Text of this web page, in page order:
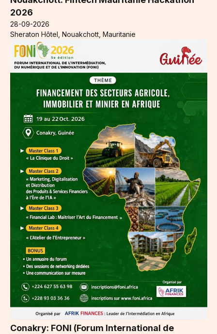
2026
28-09-2026
Sheraton Hôtel, Nouakchott, Mauritanie
Conakry: FONI (Forum International de